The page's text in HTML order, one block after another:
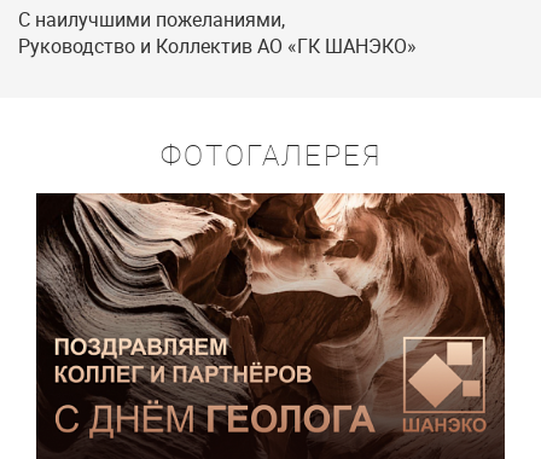
С наилучшими пожеланиями,
Руководство и Коллектив АО «ГК ШАНЭКО»
ФОТОГАЛЕРЕЯ